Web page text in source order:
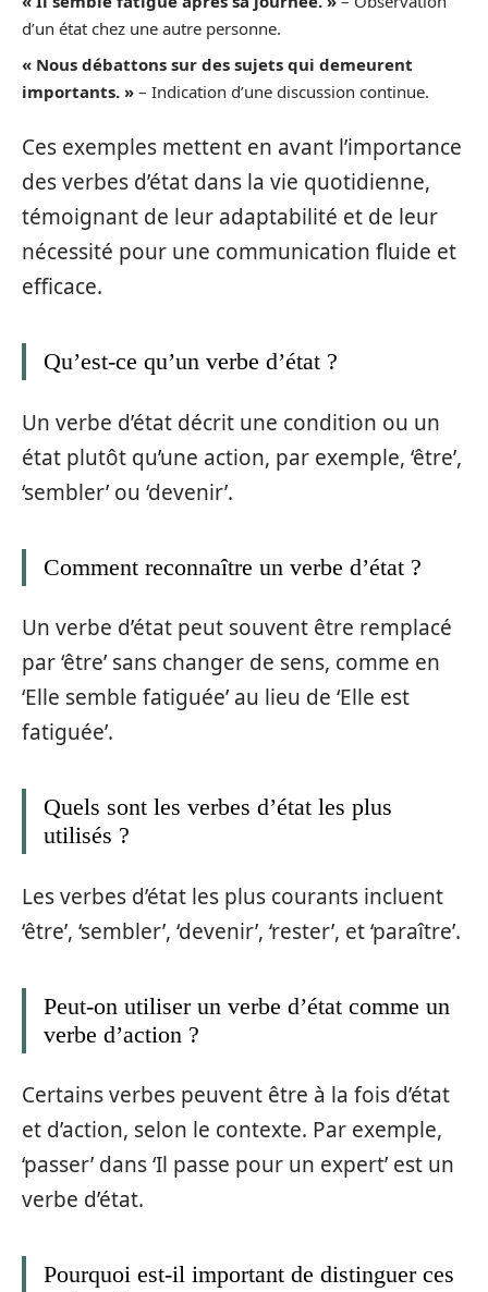
d’un état chez une autre personne.
« Nous débattons sur des sujets qui demeurent
importants. » – Indication d’une discussion continue.
Ces exemples mettent en avant l’importance
des verbes d’état dans la vie quotidienne,
témoignant de leur adaptabilité et de leur
nécessité pour une communication fluide et
efficace.
Qu’est-ce qu’un verbe d’état ?
Un verbe d’état décrit une condition ou un
état plutôt qu’une action, par exemple, ‘être’,
‘sembler’ ou ‘devenir’.
Comment reconnaître un verbe d’état ?
Un verbe d’état peut souvent être remplacé
par ‘être’ sans changer de sens, comme en
‘Elle semble fatiguée’ au lieu de ‘Elle est
fatiguée’.
Quels sont les verbes d’état les plus
utilisés ?
Les verbes d’état les plus courants incluent
‘être’, ‘sembler’, ‘devenir’, ‘rester’, et ‘paraître’.
Peut-on utiliser un verbe d’état comme un
verbe d’action ?
Certains verbes peuvent être à la fois d’état
et d’action, selon le contexte. Par exemple,
‘passer’ dans ‘Il passe pour un expert’ est un
verbe d’état.
Pourquoi est-il important de distinguer ces